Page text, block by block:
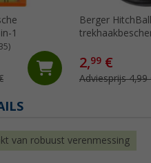
1
Berger
2,99 €
Adviesprijs 4,99
van robuust verenmessing